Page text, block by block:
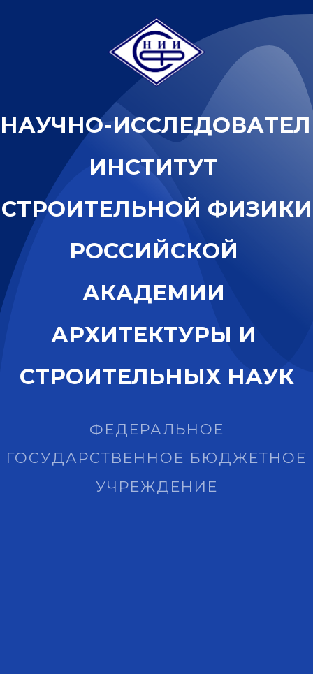
НАУЧНО-ИССЛЕДОВАТЕЛ
ИНСТИТУТ
СТРОИТЕЛЬНОЙ ФИЗИКИ
РОССИЙСКОЙ
АКАДЕМИИ
АРХИТЕКТУРЫ И
СТРОИТЕЛЬНЫХ НАУК
ФЕДЕРАЛЬНОЕ
ГОСУДАРСТВЕННОЕ БЮДЖЕТНОЕ
УЧРЕЖДЕНИЕ